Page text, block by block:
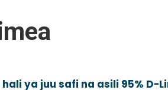
ya juu safi na asili 95% D-